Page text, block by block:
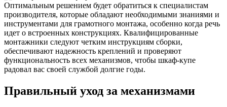
Оптимальным решением будет обратиться к специалистам
производителя, которые обладают необходимыми знаниями и
инструментами для грамотного монтажа, особенно когда речь
идет о встроенных конструкциях. Квалифицированные
монтажники следуют четким инструкциям сборки,
обеспечивают надежность креплений и проверяют
функциональность всех механизмов, чтобы шкаф-купе
радовал вас своей службой долгие годы.
Правильный уход за механизмами